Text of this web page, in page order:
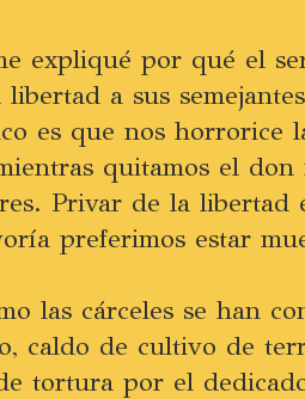
expliqué por qué el
a sus
es que nos horrorice
quitamos el don
Privar de la libertad
preferimos estar
las cárceles se han
caldo de cultivo de
tortura por el